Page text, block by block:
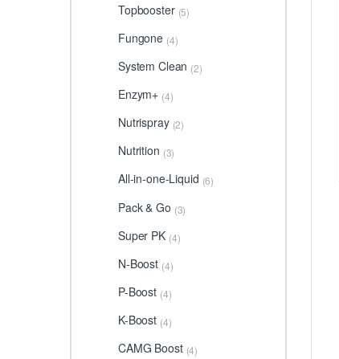
Topbooster (5)
Fungone (4)
System Clean (2)
Enzym+ (4)
Nutrispray (2)
Nutrition (3)
All-in-one-Liquid (6)
Pack & Go (3)
Super PK (4)
N-Boost (4)
P-Boost (4)
K-Boost (4)
CAMG Boost (4)